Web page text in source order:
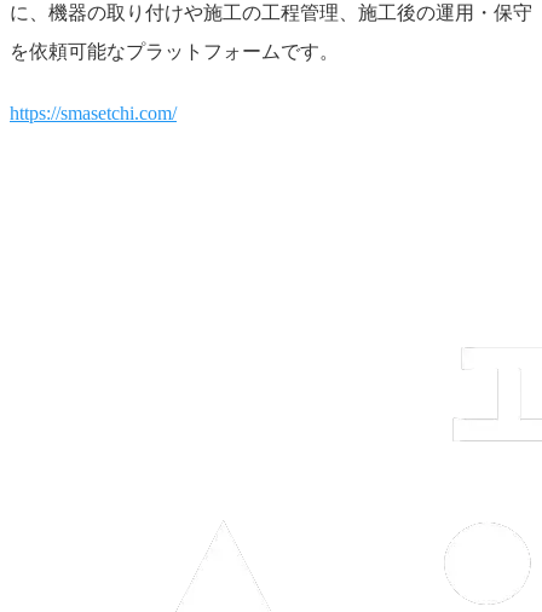
に、機器の取り付けや施工の工程管理、施工後の運用・保守
を依頼可能なプラットフォームです。
https://smasetchi.com/